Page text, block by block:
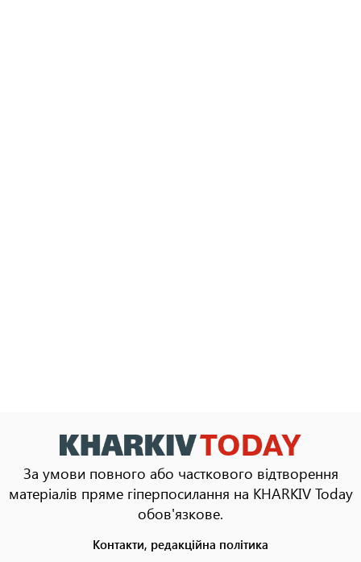
За умови повного або часткового відтворення
матеріалів пряме гіперпосилання на KHARKIV Today
обов'язкове.
Контакти, редакційна політика